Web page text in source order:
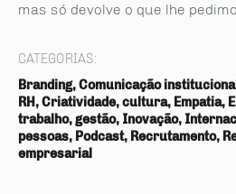
mas só devolve o que lhe
CATEGORIAS:
Branding, Comunicação
RH, Criatividade, cultura, Empatia,
trabalho, gestão, Inovação,
pessoas, Podcast, Recrutamento,
empresarial